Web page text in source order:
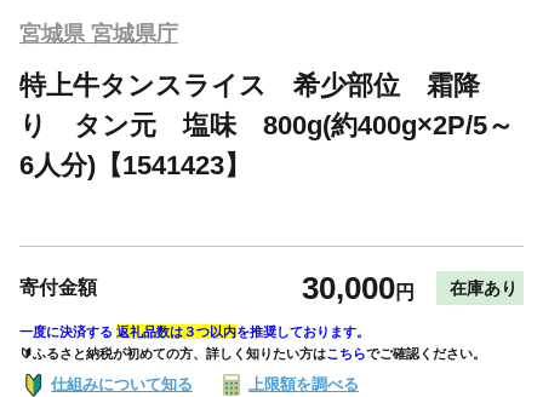
宮城県 宮城県庁
特上牛タンスライス 希少部位 霜降
り タン元 塩味 800g(約400g×2P/5～
6人分)【1541423】
寄付金額 30,000円 在庫あり
一度に決済する 返礼品数は３つ以内を推奨しております。
🔰ふるさと納税が初めての方、詳しく知りたい方はこちらでご確認ください。
仕組みについて知る 上限額を調べる